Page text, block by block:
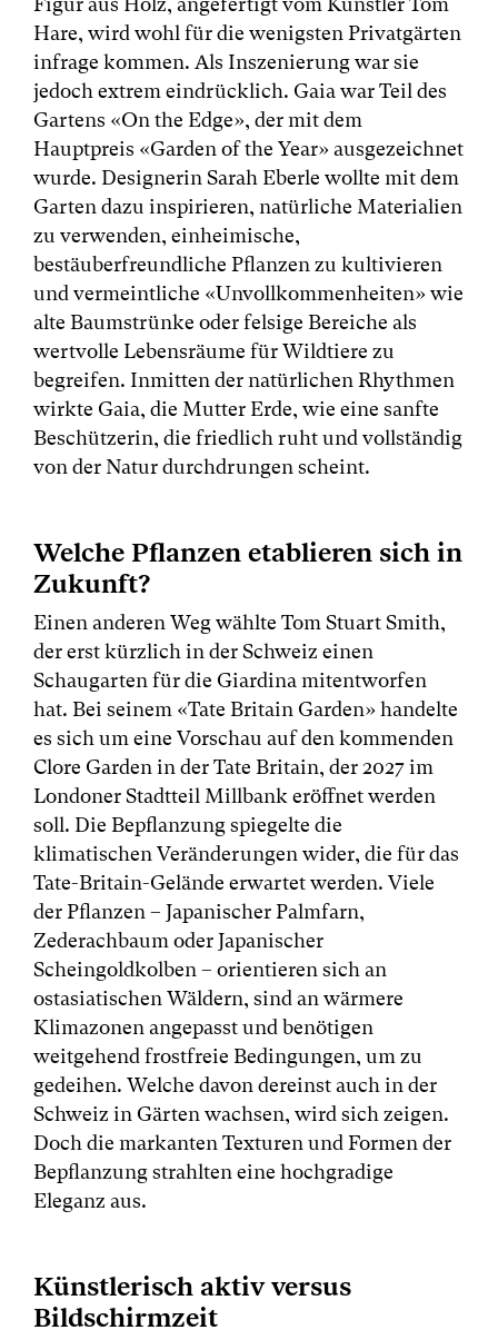
Hare, wird wohl für die wenigsten Privatgärten
infrage kommen. Als Inszenierung war sie
jedoch extrem eindrücklich. Gaia war Teil des
Gartens «On the Edge», der mit dem
Hauptpreis «Garden of the Year» ausgezeichnet
wurde. Designerin Sarah Eberle wollte mit dem
Garten dazu inspirieren, natürliche Materialien
zu verwenden, einheimische,
bestäuberfreundliche Pflanzen zu kultivieren
und vermeintliche «Unvollkommenheiten» wie
alte Baumstrünke oder felsige Bereiche als
wertvolle Lebensräume für Wildtiere zu
begreifen. Inmitten der natürlichen Rhythmen
wirkte Gaia, die Mutter Erde, wie eine sanfte
Beschützerin, die friedlich ruht und vollständig
von der Natur durchdrungen scheint.
Welche Pflanzen etablieren sich in
Zukunft?
Einen anderen Weg wählte Tom Stuart Smith,
der erst kürzlich in der Schweiz einen
Schaugarten für die Giardina mitentworfen
hat. Bei seinem «Tate Britain Garden» handelte
es sich um eine Vorschau auf den kommenden
Clore Garden in der Tate Britain, der 2027 im
Londoner Stadtteil Millbank eröffnet werden
soll. Die Bepflanzung spiegelte die
klimatischen Veränderungen wider, die für das
Tate-Britain-Gelände erwartet werden. Viele
der Pflanzen – Japanischer Palmfarn,
Zederachbaum oder Japanischer
Scheingoldkolben – orientieren sich an
ostasiatischen Wäldern, sind an wärmere
Klimazonen angepasst und benötigen
weitgehend frostfreie Bedingungen, um zu
gedeihen. Welche davon dereinst auch in der
Schweiz in Gärten wachsen, wird sich zeigen.
Doch die markanten Texturen und Formen der
Bepflanzung strahlten eine hochgradige
Eleganz aus.
Künstlerisch aktiv versus
Bildschirmzeit